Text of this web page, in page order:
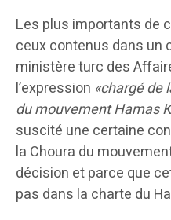
Les plus importants de
ceux contenus dans un
ministère turc des
l’expression «chargé de
du mouvement Hamas
suscité une certaine
la Choura du
décision et parce que
pas dans la charte du